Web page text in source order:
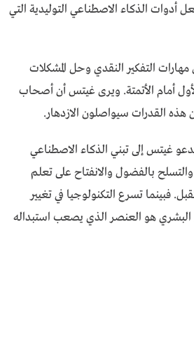
أدوات الذكاء الاصطناعي التوليدية التي
مهارات التفكير النقدي وحل المشكلات
أمام الأتمتة. ويرى غيتس أن أصحاب
هذه القدرات سيواصلون الازدهار.
غيتس إلى تبني الذكاء الاصطناعي
بالفضول والانفتاح على تعلم
فبينما تسرع التكنولوجيا في تغيير
البشري هو العنصر الذي يصعب استبداله